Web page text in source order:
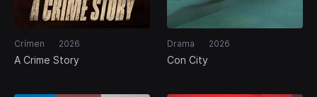
Crímen 2026
A Crime Story
Drama 2026
Con City